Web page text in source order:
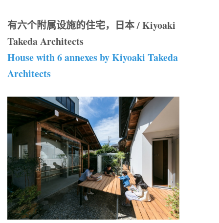
有六个附属设施的住宅，日本 / Kiyoaki
Takeda Architects
House with 6 annexes by Kiyoaki Takeda
Architects